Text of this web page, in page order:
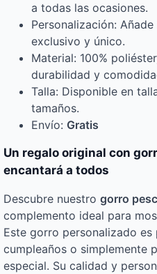
a todas las ocasiones.
Personalización: Añade
exclusivo y único.
Material: 100%
durabilidad y
Talla: Disponible en
tamaños.
Envío: Gratis
Un regalo original con
encantará a todos
Descubre nuestro gorro
complemento ideal para
Este gorro personalizado
cumpleaños o simplemente
especial. Su calidad y